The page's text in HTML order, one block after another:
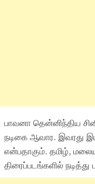
பாவனா தென்னிந்திய
நடிகை ஆவார. இவரது
என்பதாகும். தமிழ்,
திரைப்படங்களில் நடித்து